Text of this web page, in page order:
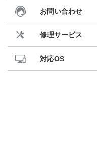
お問い合わせ
修理サービス
対応OS